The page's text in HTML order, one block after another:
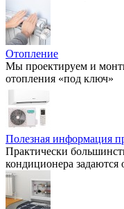
Отопление
Мы проектируем и
отопления «под ключ»
Полезная информация
Практически
кондиционера